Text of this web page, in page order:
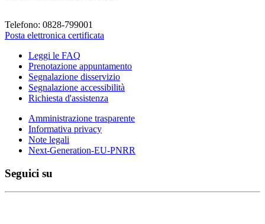
Telefono: 0828-799001
Posta elettronica certificata
Leggi le FAQ
Prenotazione appuntamento
Segnalazione disservizio
Segnalazione accessibilità
Richiesta d'assistenza
Amministrazione trasparente
Informativa privacy
Note legali
Next-Generation-EU-PNRR
Seguici su